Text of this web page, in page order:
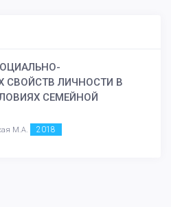
СВОЙСТВ ЛИЧНОСТИ В
СЕМЕЙНОЙ
М.А. 2018